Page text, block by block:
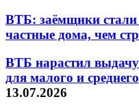
ВТБ: заёмщики стали
частные дома, чем
ВТБ нарастил
для малого и
13.07.2026